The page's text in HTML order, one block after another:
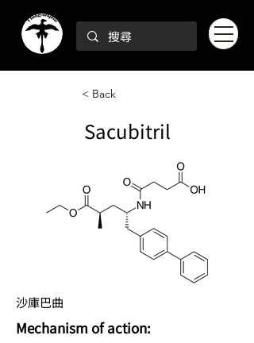
< Back
Sacubitril
沙庫巴曲
Mechanism of action: